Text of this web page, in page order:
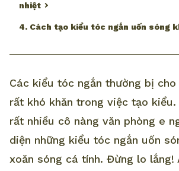
nhiệt
4. Cách tạo kiểu tóc ngắn uốn sóng
Các kiểu tóc ngắn thường bị cho
rất khó khăn trong việc tạo
rất nhiều cô nàng văn phòng e
diện những kiểu tóc ngắn uốn
xoăn sóng cá tính. Đừng lo lắng!